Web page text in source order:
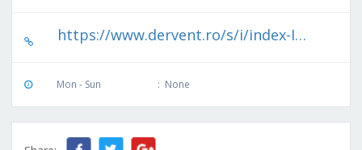
https://www.dervent.ro/s/i/index-Inscr.ALTINUM.html
Mon - Sun : None